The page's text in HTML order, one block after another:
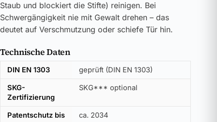
Staub und blockiert die Stifte) reinigen. Bei
Schwergängigkeit nie mit Gewalt drehen – das
deutet auf Verschmutzung oder schiefe Tür hin.
Technische Daten
DIN EN 1303 geprüft (DIN EN 1303)
SKG-
Zertifizierung
SKG*** optional
Patentschutz bis ca. 2034